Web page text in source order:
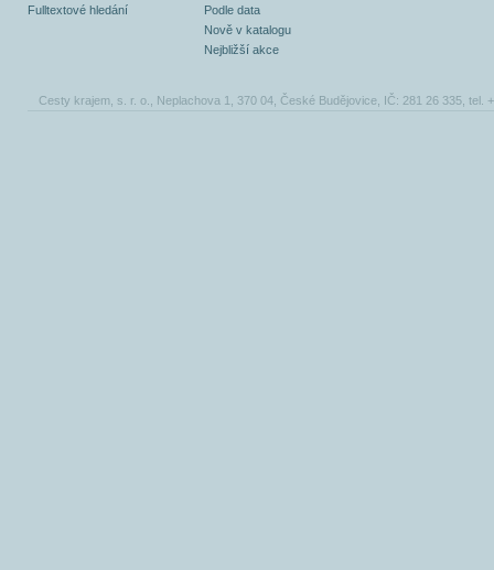
Fulltextové hledání
Podle data
Nově v katalogu
Nejbližší akce
Cesty krajem, s. r. o., Neplachova 1, 370 04, České Budějovice, IČ: 281 26 335, tel.